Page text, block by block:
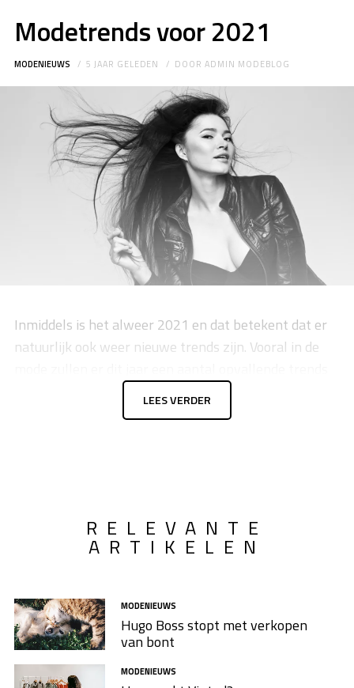
Modetrends voor 2021
MODENIEUWS 5 JAAR GELEDEN DOORADMIN MODEBLOG
Inmiddels is het alweer 2021 en dat betekent dat er
natuurlijk ook weer nieuwe trends zijn. Vooral in de
verschijnen. Sommige in een ander jasje als vorig jaar,
maar er zijn ook juist doorlopende trends. Ben je
LEES VERDER
RELEVANTE
ARTIKELEN
MODENIEUWS
Hugo Boss stopt met verkopen
van bont
MODENIEUWS